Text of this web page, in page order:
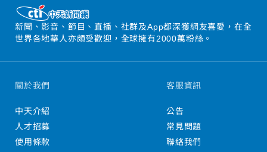
新聞、影音、節目、直播、社群及App都深獲網友喜愛，在全
世界各地華人亦頗受歡迎，全球擁有2000萬粉絲。
關於我們
中天介紹
人才招募
使用條款
客服資訊
公告
常見問題
聯絡我們